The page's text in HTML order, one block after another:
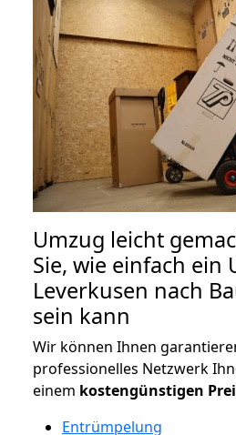
Umzug leicht
Sie, wie einfach ein
Leverkusen nach
sein kann
Wir können Ihnen
professionelles Netzwerk
einem kostengünstigen
Entrümpelung